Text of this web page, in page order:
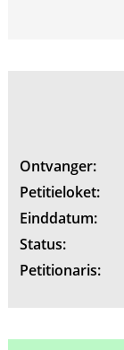
Ontvanger:
Petitieloket:
Einddatum:
Status:
Petitionaris: